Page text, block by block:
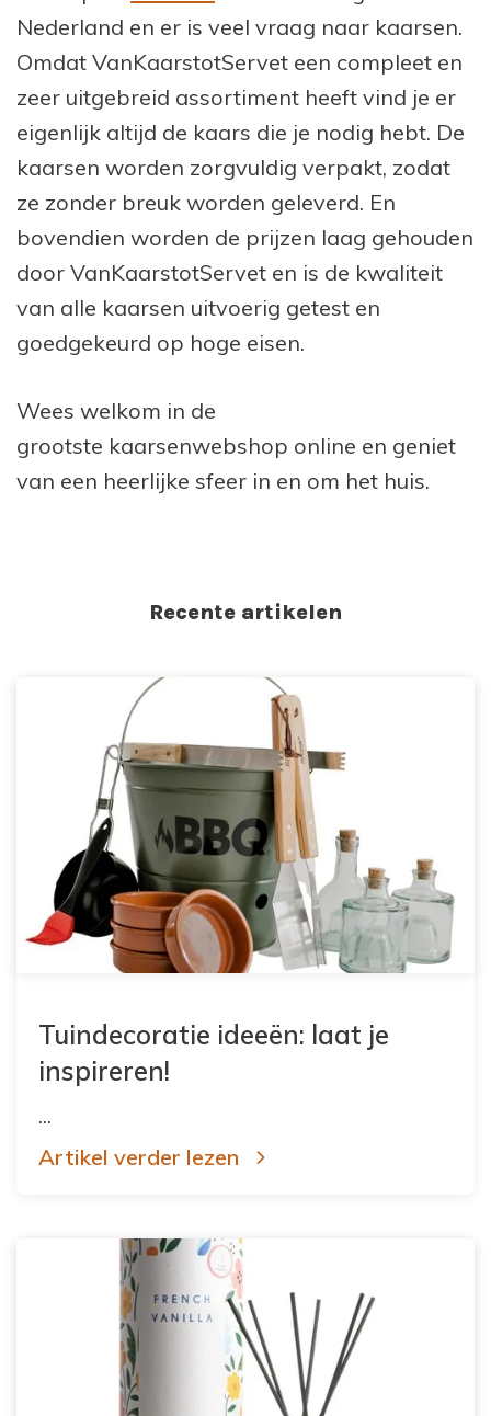
Nederland en er is veel vraag naar kaarsen.
Omdat VanKaarstotServet een compleet en
zeer uitgebreid assortiment heeft vind je er
eigenlijk altijd de kaars die je nodig hebt. De
kaarsen worden zorgvuldig verpakt, zodat
ze zonder breuk worden geleverd. En
bovendien worden de prijzen laag gehouden
door VanKaarstotServet en is de kwaliteit
van alle kaarsen uitvoerig getest en
goedgekeurd op hoge eisen.
Wees welkom in de
grootste kaarsenwebshop online en geniet
van een heerlijke sfeer in en om het huis.
Recente artikelen
Tuindecoratie ideeën: laat je
inspireren!
...
Artikel verder lezen